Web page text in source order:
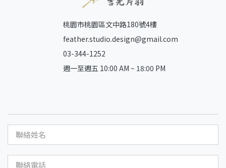
桃園市桃園區文中路180號4樓
feather.studio.design@gmail.com
03-344-1252
週一至週五 10:00 AM ~ 18:00 PM